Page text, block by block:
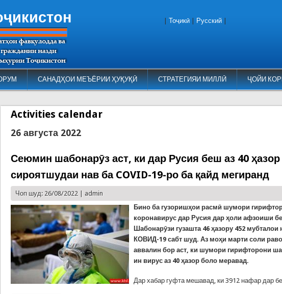
САНАДҲОИ МЕЪЁРИИ ҲУҚУҚӢ СТРАТЕГИЯИ МИЛЛӢ ҶОЙИ
Тоҷикӣ Русский
Activities calendar
26 августа 2022
Сеюмин шабонарӯз аст, ки дар Русия беш аз 40 ҳазор
сироятшудаи нав ба COVID-19-ро ба қайд мегиранд
Чоп шуд: 26/08/2022 | admin
Бино ба гузоришҳои расмӣ шумори
коронавирус дар Русия дар ҳоли афзоиши
Шабонарӯзи гузашта 46 ҳазору 452 мубталои
КОВИД-19 сабт шуд. Аз моҳи марти соли
аввалин бор аст, ки шумори гирифторони
ин вирус аз 40 ҳазор боло меравад.
Дар хабар гуфта мешавад, ки 3912 нафар дар